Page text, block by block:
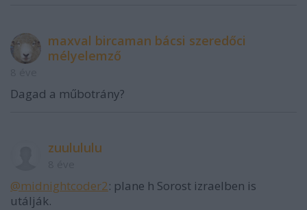
maxval bircaman bácsi szeredőci
mélyelemző
Dagad a műbotrány?
zuulululu
@midnightcoder2: plane h Sorost izraelben is
utálják.